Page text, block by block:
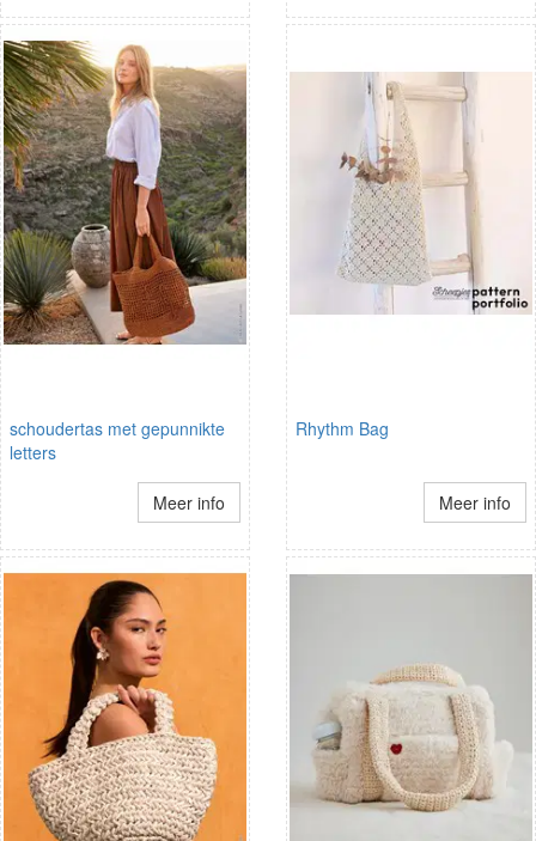
schoudertas met gepunnikte
letters
Meer info
Rhythm Bag
Meer info